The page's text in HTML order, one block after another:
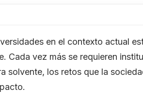
en el contexto actual
Cada vez más se requieren
solvente, los retos que la